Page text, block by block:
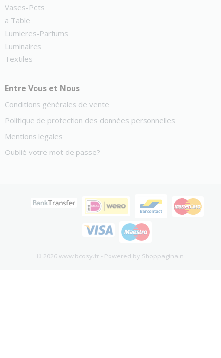
Vases-Pots
a Table
Lumieres-Parfums
Luminaires
Textiles
Entre Vous et Nous
Conditions générales de vente
Politique de protection des données personnelles
Mentions legales
Oublié votre mot de passe?
© 2026 www.bcosy.fr - Powered by Shoppagina.nl